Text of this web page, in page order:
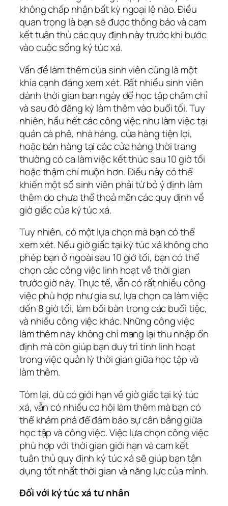
không chấp nhận bất kỳ ngoại lệ nào. Điều
quan trọng là bạn sẽ được thông báo và cam
kết tuân thủ các quy định này trước khi bước
vào cuộc sống ký túc xá.
Vấn đề làm thêm của sinh viên cũng là một
khía cạnh đáng xem xét. Rất nhiều sinh viên
dành thời gian ban ngày để học tập chăm chỉ
và sau đó đăng ký làm thêm vào buổi tối. Tuy
nhiên, hầu hết các công việc như làm việc tại
quán cà phê, nhà hàng, cửa hàng tiện lợi,
hoặc bán hàng tại các cửa hàng thời trang
thường có ca làm việc kết thúc sau 10 giờ tối
hoặc thậm chí muộn hơn. Điều này có thể
khiến một số sinh viên phải từ bỏ ý định làm
thêm do chưa thể thoả mãn các quy định về
giờ giấc của ký túc xá.
Tuy nhiên, có một lựa chọn mà bạn có thể
xem xét. Nếu giờ giấc tại ký túc xá không cho
phép bạn ở ngoài sau 10 giờ tối, bạn có thể
chọn các công việc linh hoạt về thời gian
trước giờ này. Thực tế, vẫn có rất nhiều công
việc phù hợp như gia sư, lựa chọn ca làm việc
đến 8 giờ tối, làm bồi bàn trong các buổi tiệc,
và nhiều công việc khác. Những công việc
làm thêm này không chỉ mang lại thu nhập ổn
định mà còn giúp bạn duy trì tính linh hoạt
trong việc quản lý thời gian giữa học tập và
làm thêm.
Tóm lại, dù có giới hạn về giờ giấc tại ký túc
xá, vẫn có nhiều cơ hội làm thêm mà bạn có
thể khám phá để đảm bảo sự cân bằng giữa
học tập và công việc. Việc lựa chọn công việc
phù hợp với thời gian giới hạn và cam kết
tuân thủ quy định ký túc xá sẽ giúp bạn tận
dụng tốt nhất thời gian và năng lực của mình.
Đối với ký túc xá tư nhân